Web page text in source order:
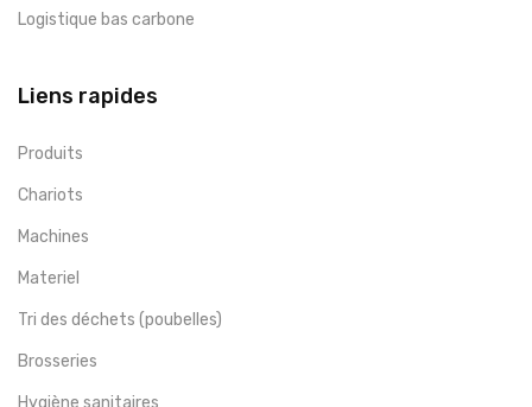
Logistique bas carbone
Liens rapides
Produits
Chariots
Machines
Materiel
Tri des déchets (poubelles)
Brosseries
Hygiène sanitaires